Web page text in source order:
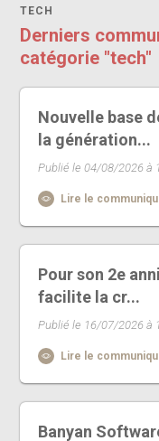
TECH
Derniers
catégorie "tech"
Nouvelle base
la génération...
Publié le 04/08/2026 à
Lire le
Pour son 2e
facilite la cr...
Publié le 16/07/2026 à
Lire le
Banyan